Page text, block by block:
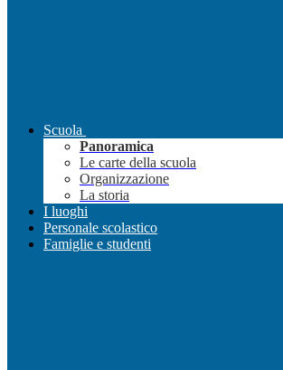
Scuola
Panoramica
Le carte della scuola
Organizzazione
La storia
I luoghi
Personale scolastico
Famiglie e studenti